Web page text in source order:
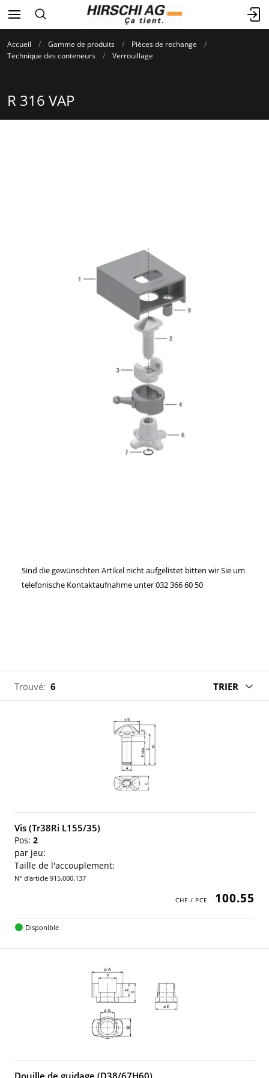
Accueil Gamme de produits
Pièces de rechange
Technique des conteneurs
Verrouillage
R 316 VAP
Sind die gewünschten Artikel nicht aufgelistet bitten wir Sie um
telefonische Kontaktaufnahme unter 032 366 60 50
Trouvé: 6 TRIER
Vis (Tr38Ri L155/35)
Pos: 2
par jeu:
Taille de l'accouplement:
N° d'article 915.000.137
100.55
Disponible
Douille de guidage (D38/67H60)